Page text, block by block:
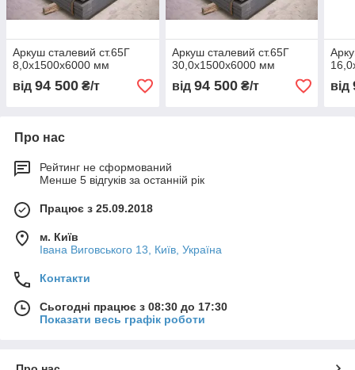
Аркуш сталевий ст.65Г
8,0х1500х6000 мм
від 94 500 ₴/т
Аркуш сталевий ст.65Г
30,0х1500х6000 мм
від 94 500₴/т від
Про нас
Рейтинг не сформований
Менше 5 відгуків за останній рік
Працює з 25.09.2018
м. Київ
Івана Виговського 13, Київ, Україна
Контакти
Сьогодні працює з 08:30 до 17:30
Показати весь графік роботи